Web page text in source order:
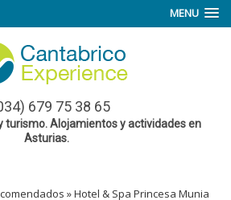
MENU
679 75 38 65
turismo. Alojamientos y actividades en
Asturias.
»Hotel & Spa Princesa Munia